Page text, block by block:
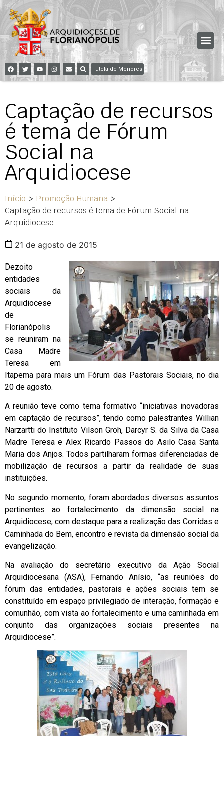
Tutela de Menores
Captação de recursos
é tema de Fórum
Social na
Arquidiocese
Início > Promoção Humana >
Captação de recursos é tema de Fórum Social na
Arquidiocese
21 de agosto de 2015
Dezoito
entidades
sociais da
Arquidiocese
de
Florianópolis
se reuniram na
Casa Madre
Teresa em
Itapema para mais um Fórum das Pastorais Sociais, no dia
20 de agosto.
A reunião teve como tema formativo “iniciativas inovadoras
em captação de recursos”, tendo como palestrantes Willian
Narzartti do Instituto Vilson Groh, Darcyr S. da Silva da Casa
Madre Teresa e Alex Ricardo Passos do Asilo Casa Santa
Maria dos Anjos. Todos partilharam formas diferenciadas de
mobilização de recursos a partir da realidade de suas
instituições.
No segundo momento, foram abordados diversos assuntos
pertinentes ao fortalecimento da dimensão social na
Arquidiocese, com destaque para a realização das Corridas e
Caminhada do Bem, encontro e revista da dimensão social da
evangelização.
Na avaliação do secretário executivo da Ação Social
Arquidiocesana (ASA), Fernando Anísio, “as reuniões do
fórum das entidades, pastorais e ações sociais tem se
constituído em espaço privilegiado de interação, formação e
comunhão, com vista ao fortalecimento e uma caminhada em
conjunto das organizações sociais presentes na
Arquidiocese”.